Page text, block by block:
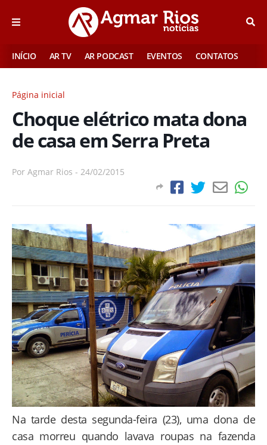
INÍCIO AR TV AR PODCAST EVENTOS CONTATOS
Página inicial
Choque elétrico mata dona
de casa em Serra Preta
Por Agmar Rios - 24/02/2015
Na tarde desta segunda-feira (23), uma dona de
casa morreu quando lavava roupas na fazenda